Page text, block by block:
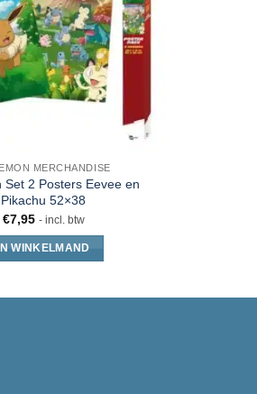
MERCHANDISE
Set 2 Posters Eevee en
Pikachu 52×38
€7,95 - incl. btw
IN WINKELMAND